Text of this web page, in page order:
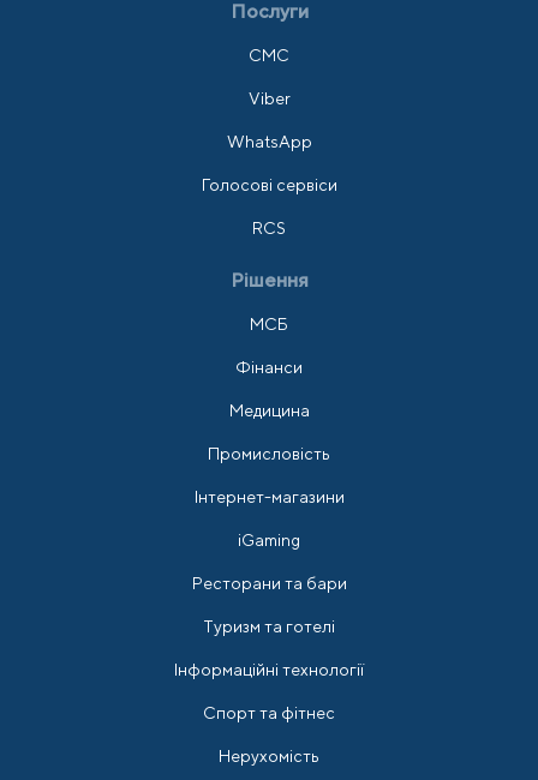
Послуги
СМС
Viber
WhatsApp
Голосові сервіси
RCS
Рішення
МСБ
Фінанси
Медицина
Промисловість
Інтернет-магазини
iGaming
Ресторани та бари
Туризм та готелі
Інформаційні технології
Спорт та фітнес
Нерухомість